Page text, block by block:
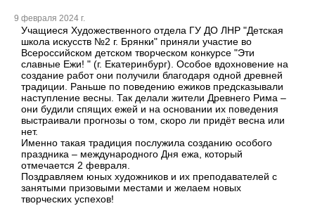
9 февраля 2024 г.
Учащиеся Художественного отдела ГУ ДО ЛНР "Детская
школа искусств №2 г. Брянки" приняли участие во
Всероссийском детском творческом конкурсе "Эти
славные Ежи! " (г. Екатеринбург). Особое вдохновение на
создание работ они получили благодаря одной древней
традиции. Раньше по поведению ежиков предсказывали
наступление весны. Так делали жители Древнего Рима –
они будили спящих ежей и на основании их поведения
выстраивали прогнозы о том, скоро ли придёт весна или
нет.
Именно такая традиция послужила созданию особого
праздника – международного Дня ежа, который
отмечается 2 февраля.
Поздравляем юных художников и их преподавателей с
занятыми призовыми местами и желаем новых
творческих успехов!